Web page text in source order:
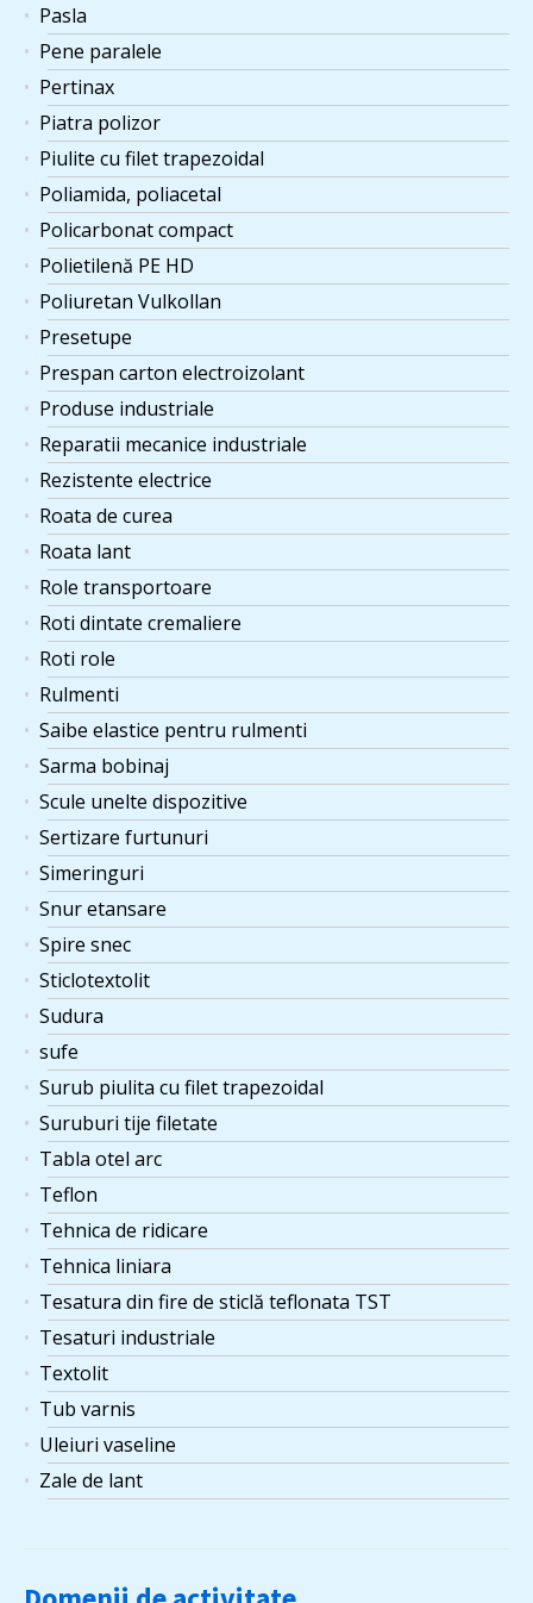
Pasla
Pene paralele
Pertinax
Piatra polizor
Piulite cu filet trapezoidal
Poliamida, poliacetal
Policarbonat compact
Polietilenă PE HD
Poliuretan Vulkollan
Presetupe
Prespan carton electroizolant
Produse industriale
Reparatii mecanice industriale
Rezistente electrice
Roata de curea
Roata lant
Role transportoare
Roti dintate cremaliere
Roti role
Rulmenti
Saibe elastice pentru rulmenti
Sarma bobinaj
Scule unelte dispozitive
Sertizare furtunuri
Simeringuri
Snur etansare
Spire snec
Sticlotextolit
Sudura
sufe
Surub piulita cu filet trapezoidal
Suruburi tije filetate
Tabla otel arc
Teflon
Tehnica de ridicare
Tehnica liniara
Tesatura din fire de sticlă teflonata TST
Tesaturi industriale
Textolit
Tub varnis
Uleiuri vaseline
Zale de lant